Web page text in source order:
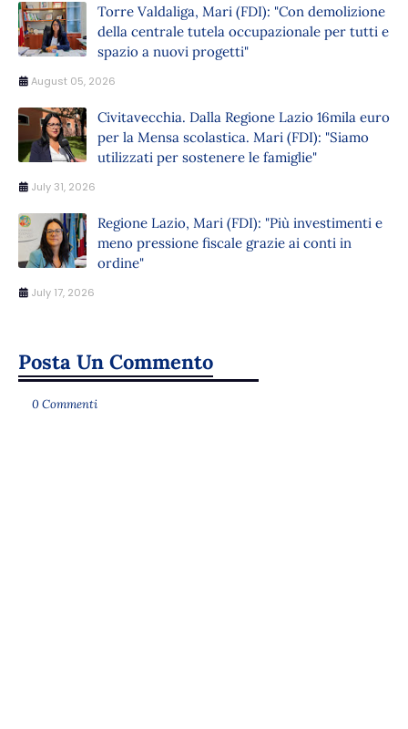
Torre Valdaliga, Mari (FDI): "Con demolizione
della centrale tutela occupazionale per tutti e
spazio a nuovi progetti"
August 05, 2026
Civitavecchia. Dalla Regione Lazio 16mila euro
per la Mensa scolastica. Mari (FDI): "Siamo
utilizzati per sostenere le famiglie"
July 31, 2026
Regione Lazio, Mari (FDI): "Più investimenti e
meno pressione fiscale grazie ai conti in
ordine"
July 17, 2026
Posta Un Commento
0 Commenti